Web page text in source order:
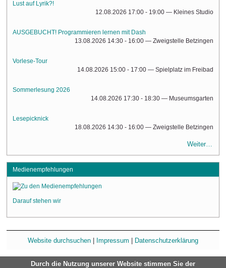
Lust auf Lyrik?!
12.08.2026 17:00 - 19:00 — Kleines Studio
AUSGEBUCHT! Programmieren lernen mit Dash
13.08.2026 14:30 - 16:00 — Zweigstelle Betzingen
Vorlese-Tour
14.08.2026 15:00 - 17:00 — Spielplatz im Freibad
Sommerlesung 2026
14.08.2026 17:30 - 18:30 — Museumsgarten
Lesepicknick
18.08.2026 14:30 - 16:00 — Zweigstelle Betzingen
Weiter…
Medienempfehlungen
Darauf stehen wir
Website durchsuchen Impressum Datenschutzerklärung
Durch die Nutzung unserer Website stimmen Sie der